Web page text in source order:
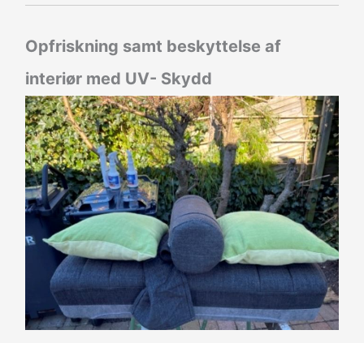
Opfriskning samt beskyttelse af
interiør med UV- Skydd